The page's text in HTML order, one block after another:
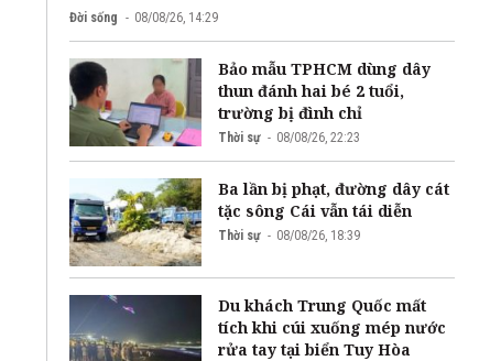
Đời sống 08/08/26, 14:29
Bảo mẫu TPHCM dùng dây
thun đánh hai bé 2 tuổi,
trường bị đình chỉ
Thời sự 08/08/26, 22:23
Ba lần bị phạt, đường dây cát
tặc sông Cái vẫn tái diễn
Thời sự 08/08/26, 18:39
Du khách Trung Quốc mất
tích khi cúi xuống mép nước
rửa tay tại biển Tuy Hòa